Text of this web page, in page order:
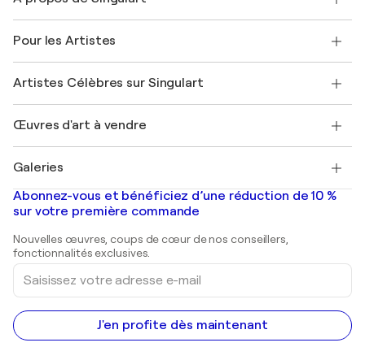
Offrir une carte cadeau
Rejoignez notre programme commercial
Mon compte
+33 1 76 44 06 42
FAQ
Magazine Singulart
Emplois
Découvrez une sélection d'art original
Pour les Artistes
Se connecter en tant qu'Artiste
Artistes Célèbres sur Singulart
Marc Chagall
Banksy
Mr. Brainwash
Shepard Fairey
Œuvres d'art à vendre
Tableaux abstraits à vendre
Peintures de paysage
Estampes
Peintures acryliques
Galeries
Galeries d'art en France
Galeries d'art en Belgique
Abonnez-vous et bénéficiez d’une réduction de 10 %
sur votre première commande
Nouvelles œuvres, coups de cœur de nos conseillers,
fonctionnalités exclusives.
Saisissez
votre
adresse
e-
mail
J'en profite dès maintenant